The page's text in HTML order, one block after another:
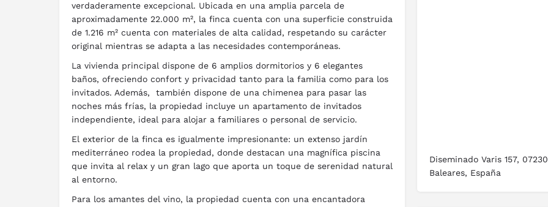
verdaderamente excepcional. Ubicada en una amplia parcela de
aproximadamente 22.000 m², la finca cuenta con una superficie construida
de 1.216 m² cuenta con materiales de alta calidad, respetando su carácter
original mientras se adapta a las necesidades contemporáneas.
La vivienda principal dispone de 6 amplios dormitorios y 6 elegantes
baños, ofreciendo confort y privacidad tanto para la familia como para los
invitados. Además, también dispone de una chimenea para pasar las
noches más frías, la propiedad incluye un apartamento de invitados
independiente, ideal para alojar a familiares o personal de servicio.
El exterior de la finca es igualmente impresionante: un extenso jardín
mediterráneo rodea la propiedad, donde destacan una magnífica piscina
que invita al relax y un gran lago que aporta un toque de serenidad natural
al entorno.
Para los amantes del vino, la propiedad cuenta con una encantadora
Diseminado Varis 157,
Baleares, España